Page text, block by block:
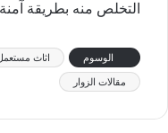
التخلص منه بطريقة
الوسوم اثاث
مقالات الزوار